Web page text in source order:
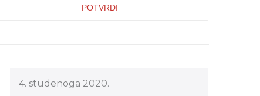
4. studenoga 2020.